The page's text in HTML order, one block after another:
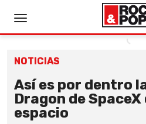
NOTICIAS
Así es por dentro
Dragon de
espacio